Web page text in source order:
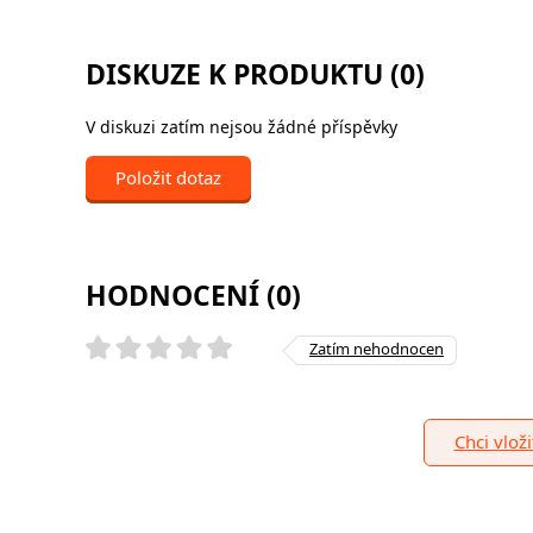
DISKUZE K PRODUKTU (0)
V diskuzi zatím nejsou žádné příspěvky
Položit dotaz
HODNOCENÍ (0)
Zatím nehodnocen
Chci